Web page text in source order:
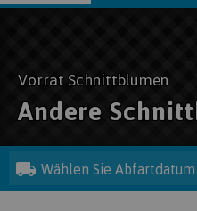
Vorrat Schnittblumen
Andere
Wählen Sie Abfartdatum